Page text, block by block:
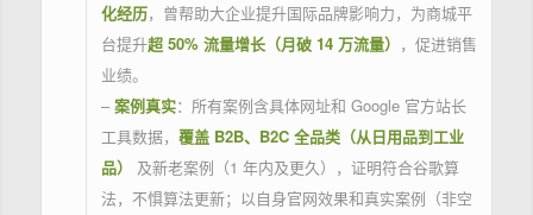
化经历，曾帮助大企业提升国际品牌影响力，为商城平
台提升超 50% 流量增长（月破 14 万流量） ，促进销售
业绩。
– 案例真实：所有案例含具体网址和 Google 官方站长
工具数据， 覆盖 B2B、B2C 全品类（从日用品到工业
品）
及新老案例（1 年内及更久），证明符合谷歌算
法，不惧算法更新；以自身官网效果和真实案例（非空